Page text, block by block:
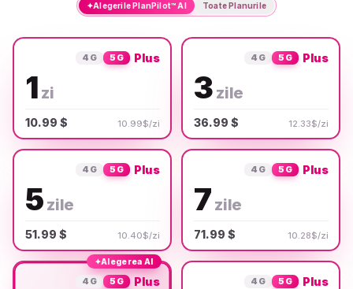
✦Alegerile PlanPilot™ AI Toate Planurile
4G 5G Plus
1 zi
10.99 $ 10.99$/zi
4G 5G Plus
3 zile
36.99 $ 12.33$/zi
4G 5G Plus
5 zile
51.99 $ 10.40$/zi
4G 5G Plus
7 zile
71.99 $ 10.28$/zi
✦Alegerea AI
4G 5G Plus 4G 5G Plus